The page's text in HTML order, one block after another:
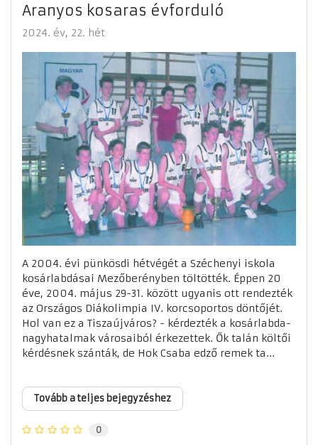
Aranyos kosaras évforduló
2024. év 22. hét
A 2004. évi pünkösdi hétvégét a Széchenyi iskola
kosárlabdásai Mezőberényben töltötték. Éppen 20
éve, 2004. május 29-31. között ugyanis ott rendezték
az Országos Diákolimpia IV. korcsoportos döntőjét.
Hol van ez a Tiszaújváros? - kérdezték a kosárlabda-
nagyhatalmak városaiból érkezettek. Ők talán költői
kérdésnek szánták, de Hok Csaba edző remek ta...
Tovább a teljes bejegyzéshez
0